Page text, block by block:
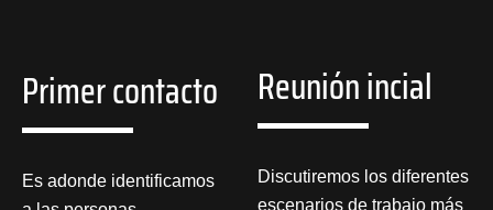
Primer contacto
Es adonde identificamos
Reunión incial
Discutiremos los diferentes
escenarios de trabajo más